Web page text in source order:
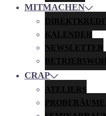
MITMACHEN
KALENDER
NEWSLETTER
CRAP
ATELIERS